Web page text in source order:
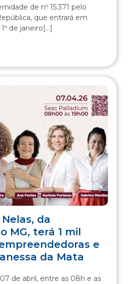
de nº 15.371 pelo
que entrará em
de janeiro[...]
da
MG, terá 1 mil
e
da Mata
de abril, entre as 08h e as